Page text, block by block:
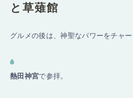
と草薙館
グルメの後は、神聖なパワーをチャー
熱田神宮で参拝。